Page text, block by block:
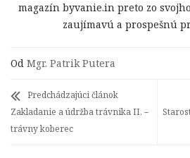
magazín byvanie.in preto zo
zaujímavú a prospešnú
Od Mgr. Patrik Putera
Predchádzajúci článok
Zakladanie a údržba trávnika II. –
trávny koberec